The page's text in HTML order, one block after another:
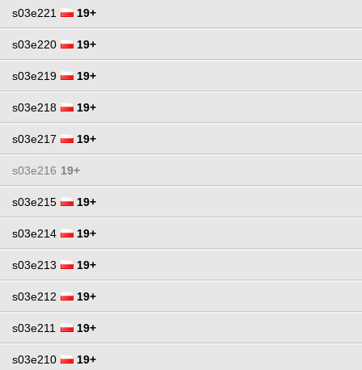
s03e221 19+
s03e220 19+
s03e219 19+
s03e218 19+
s03e217 19+
s03e216 19+
s03e215 19+
s03e214 19+
s03e213 19+
s03e212 19+
s03e211 19+
s03e210 19+